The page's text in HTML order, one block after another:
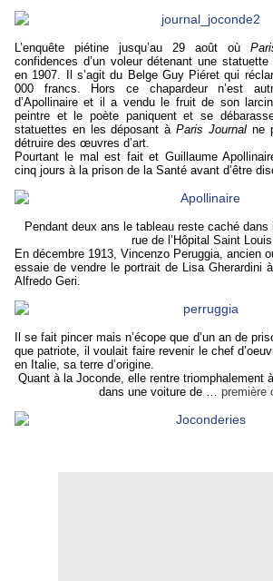
L’enquête piétine jusqu’au 29 août où
confidences d’un voleur détenant une
en 1907. Il s’agit du Belge Guy Piéret qui
000 francs. Hors ce chapardeur n’est
d’Apollinaire et il a vendu le fruit de son
peintre et le poète paniquent et se
statuettes en les déposant àParis Journal ne
détruire des œuvres d’art.
Pourtant le mal est fait et Guillaume
cinq jours à la prison de la Santé avant d’être
Pendant deux ans le tableau reste caché dans
rue de l’Hôpital Saint
En décembre 1913, Vincenzo Peruggia, ancien
essaie de vendre le portrait de Lisa Gherardini
Alfredo Geri.
Il se fait pincer mais n’écope que d’un an de
que patriote, il voulait faire revenir le chef
en Italie, sa terre d’origine.
Quant à la Joconde, elle rentre triomphalement
dans une voiture de … première